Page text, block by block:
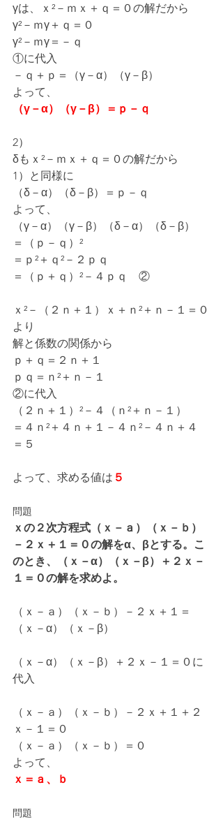
γは、ｘ²－ｍｘ＋ｑ＝０の解だから
γ²－ｍγ＋ｑ＝０
γ²－ｍγ＝－ｑ
①に代入
－ｑ＋ｐ＝（γ－α）（γ－β）
よって、
（γ－α）（γ－β）＝ｐ－ｑ
2）
δもｘ²－ｍｘ＋ｑ＝０の解だから
1）と同様に
（δ－α）（δ－β）＝ｐ－ｑ
よって、
（γ－α）（γ－β）（δ－α）（δ－β）
＝（ｐ－ｑ）²
＝ｐ²＋ｑ²－２ｐｑ
＝（ｐ＋ｑ）²－４ｐｑ　②
ｘ²－（２ｎ＋１）ｘ＋ｎ²＋ｎ－１＝０
より
解と係数の関係から
ｐ＋ｑ＝２ｎ＋１
ｐｑ＝ｎ²＋ｎ－１
②に代入
（２ｎ＋１）²－４（ｎ²＋ｎ－１）
＝４ｎ²＋４ｎ＋１－４ｎ²－４ｎ＋４
＝５
よって、求める値は ５
問題
ｘの２次方程式（ｘ－ａ）（ｘ－ｂ）
－２ｘ＋１＝０の解をα、βとする。こ
のとき、（ｘ－α）（ｘ－β）＋２ｘ－
１＝０の解を求めよ。
（ｘ－ａ）（ｘ－ｂ）－２ｘ＋１＝
（ｘ－α）（ｘ－β）
（ｘ－α）（ｘ－β）＋２ｘ－１＝０に
代入
（ｘ－ａ）（ｘ－ｂ）－２ｘ＋１＋２
ｘ－１＝０
（ｘ－ａ）（ｘ－ｂ）＝０
よって、
ｘ＝ａ、ｂ
問題